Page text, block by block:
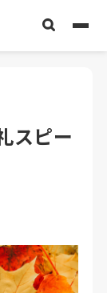
スピー